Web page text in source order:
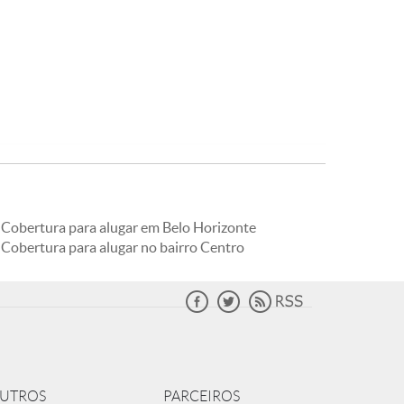
Cobertura para alugar em Belo Horizonte
Cobertura para alugar no bairro Centro
PARCEIROS